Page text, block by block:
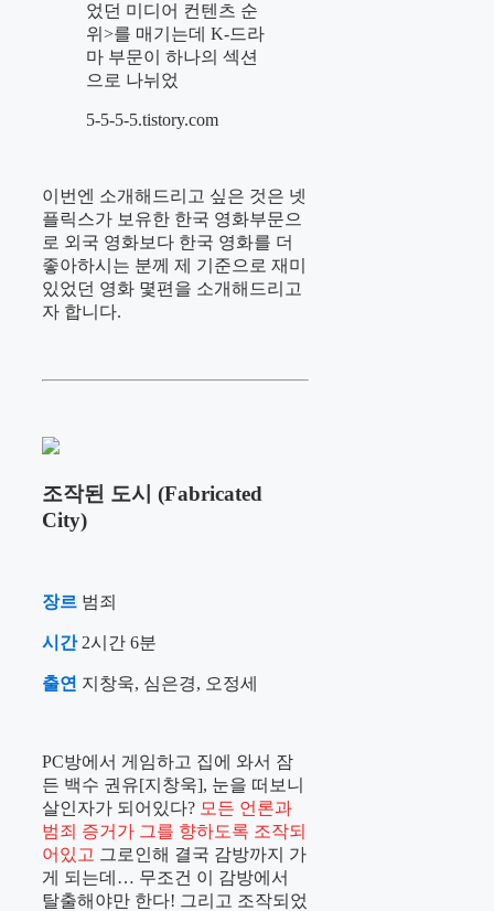
었던 미디어 컨텐츠 순
위>를 매기는데 K-드라
마 부문이 하나의 섹션
으로 나뉘었
5-5-5-5.tistory.com
이번엔 소개해드리고 싶은 것은 넷
플릭스가 보유한 한국 영화부문으
로 외국 영화보다 한국 영화를 더
좋아하시는 분께 제 기준으로 재미
있었던 영화 몇편을 소개해드리고
자 합니다.
조작된 도시 (Fabricated
City)
장르 범죄
시간 2시간 6분
출연 지창욱, 심은경, 오정세
PC방에서 게임하고 집에 와서 잠
든 백수 권유[지창욱], 눈을 떠보니
살인자가 되어있다? 모든 언론과
범죄 증거가 그를 향하도록 조작되
어있고 그로인해 결국 감방까지 가
게 되는데… 무조건 이 감방에서
탈출해야만 한다! 그리고 조작되었